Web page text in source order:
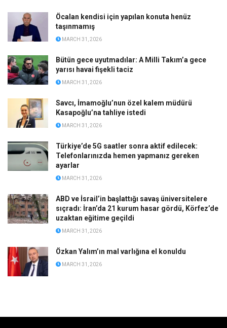
Öcalan kendisi için yapılan konuta henüz
taşınmamış
MARCH 31, 2026
Bütün gece uyutmadılar: A Milli Takım’a gece
yarısı havai fişekli taciz
MARCH 31, 2026
Savcı, İmamoğlu’nun özel kalem müdürü
Kasapoğlu’na tahliye istedi
MARCH 31, 2026
Türkiye’de 5G saatler sonra aktif edilecek:
Telefonlarınızda hemen yapmanız gereken
ayarlar
MARCH 31, 2026
ABD ve İsrail’in başlattığı savaş üniversitelere
sıçradı: İran’da 21 kurum hasar gördü, Körfez’de
uzaktan eğitime geçildi
MARCH 31, 2026
Özkan Yalım’ın mal varlığına el konuldu
MARCH 31, 2026